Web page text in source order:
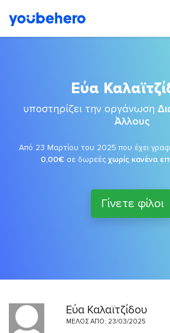
Εύα
υποστηρίζει την οργάνωση
Άλλους
Από 23 Μαρτίου του 2025 που έχει
0,00€ σε δωρεές χωρίς κανένα
Γίνετε φίλοι
Εύα Καλαϊτζίδου
ΜΈΛΟΣ ΑΠΌ: 23/03/2025